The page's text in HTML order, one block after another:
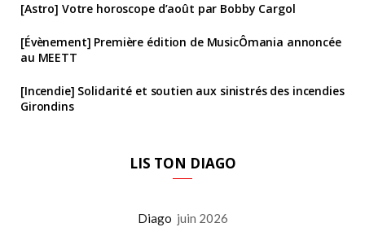
[Astro] Votre horoscope d’août par Bobby Cargol
[Évènement] Première édition de MusicÔmania annoncée
au MEETT
[Incendie] Solidarité et soutien aux sinistrés des incendies
Girondins
LIS TON DIAGO
Diago juin 2026